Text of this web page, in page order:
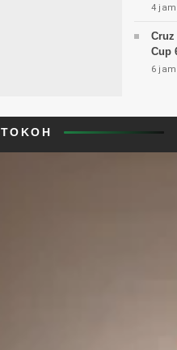
4
Cup
6
TOKOH